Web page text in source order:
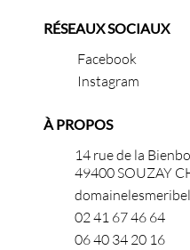
RÉSEAUX SOCIAUX
Facebook
Instagram
À PROPOS
14 rue de la
49400 SOUZAY
02 41 67 46 64
06 40 34 20 16